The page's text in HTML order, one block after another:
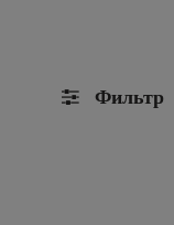
Фильтр